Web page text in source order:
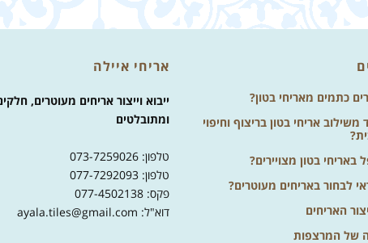
כתמים מאריחי בטון?
באריחי בטון מצויירים?
לבחור באריחים מעוטרים?
האריחים
ייבוא וייצור אריחים מעוטרים,
טלפון: 073-7259026
טלפון: 077-7292093
פקס: 077-4502138